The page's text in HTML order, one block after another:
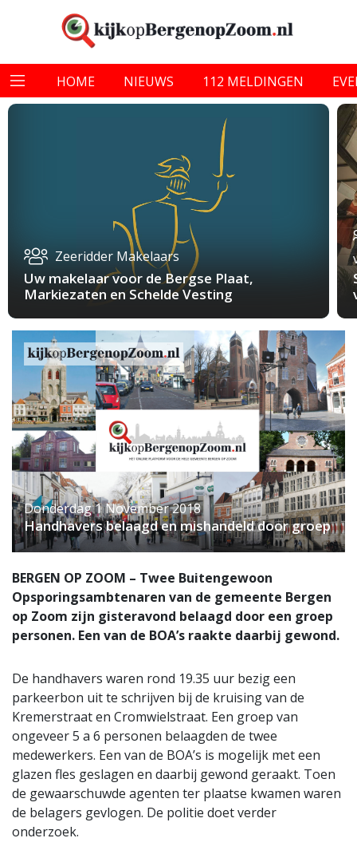
HOME NIEUWS 112 MELDINGEN
Zeeridder Makelaars
Uw makelaar voor de Bergse Plaat,
Markiezaten en Schelde Vesting
Donderdag 1 November 2018
Handhavers belaagd en mishandeld door groep
BERGEN OP ZOOM – Twee Buitengewoon
Opsporingsambtenaren van de gemeente Bergen
op Zoom zijn gisteravond belaagd door een groep
personen. Een van de BOA’s raakte daarbij gewond.
De handhavers waren rond 19.35 uur bezig een
parkeerbon uit te schrijven bij de kruising van de
Kremerstraat en Cromwielstraat. Een groep van
ongeveer 5 a 6 personen belaagden de twee
medewerkers. Een van de BOA’s is mogelijk met een
glazen fles geslagen en daarbij gewond geraakt. Toen
de gewaarschuwde agenten ter plaatse kwamen waren
de belagers gevlogen. De politie doet verder
onderzoek.